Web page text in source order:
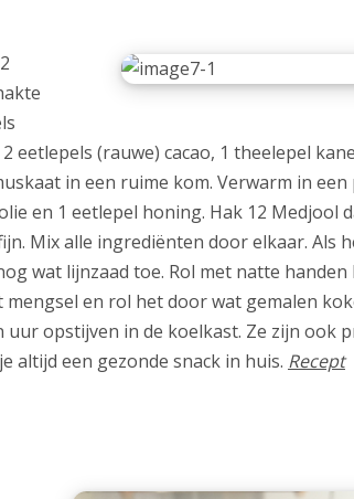
eetlepels (rauwe) cacao, 1 theelepel
in een ruime kom. Verwarm in een
en 1 eetlepel honing. Hak 12 Medjool
Mix alle ingrediënten door elkaar. Als
wat lijnzaad toe. Rol met natte handen
mengsel en rol het door wat gemalen
uur opstijven in de koelkast. Ze zijn ook
altijd een gezonde snack in huis. Recept